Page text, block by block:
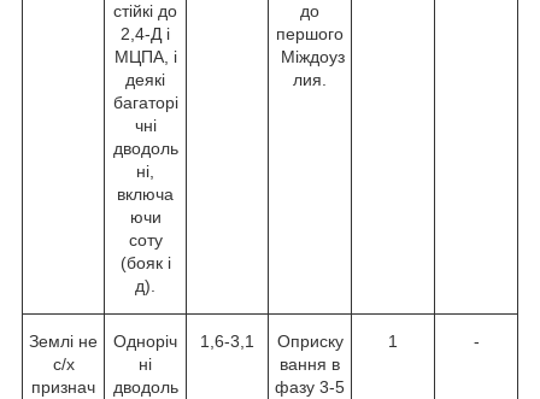
стійкі до
2,4-Д і
МЦПА, і
деякі
багаторі
чні
дводоль
ні,
включа
ючи
соту
(бояк і
д).
до
першого
Міждоуз
лия.
Землі не
с/х
признач
Одноріч
ні
дводоль
1,6-3,1
Оприску
вання в
фазу 3-5
1 -